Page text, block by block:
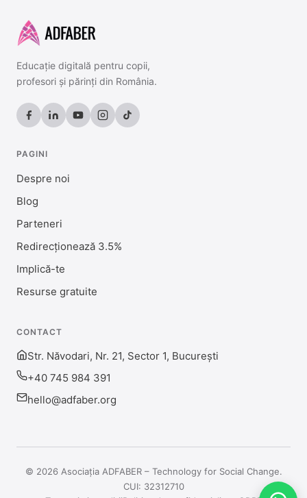
Educație digitală pentru copii,
profesori și părinți din România.
PAGINI
Despre noi
Blog
Parteneri
Redirecționează 3.5%
Implică-te
Resurse gratuite
CONTACT
Str. Năvodari, Nr. 21, Sector 1, București
+40 745 984 391
hello@adfaber.org
© 2026 Asociația ADFABER – Technology for Social Change.
CUI: 32312710